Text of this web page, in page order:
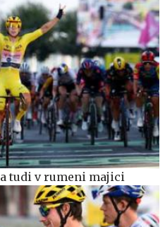
tudi v rumeni majici